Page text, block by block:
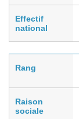
Effectif
national
Rang
Raison
sociale